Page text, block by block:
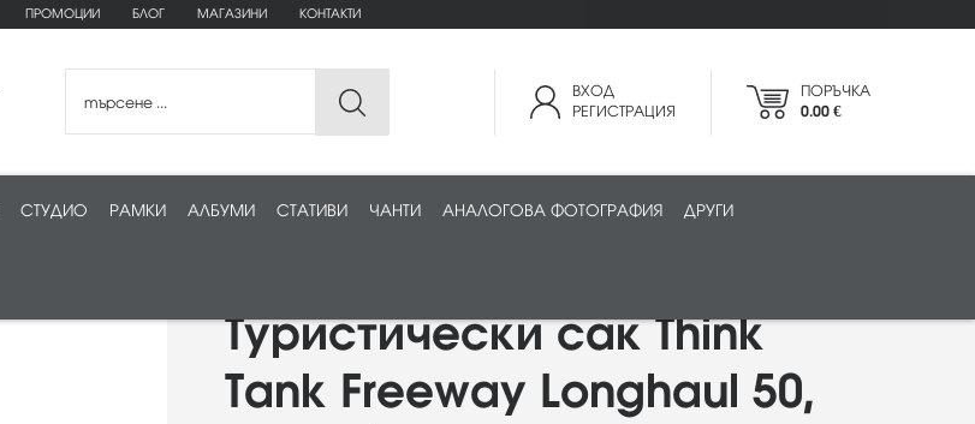
ПРОМОЦИИ БЛОГ МАГАЗИНИ КОНТАКТИ
ВХОД
РЕГИСТРАЦИЯ
ПОРЪЧКА
0.00 €
СТУДИО РАМКИ АЛБУМИ СТАТИВИ ЧАНТИ АНАЛОГОВА ФОТОГРАФИЯ ДРУГИ
Туристически сак Think
Tank Freeway Longhaul 50,